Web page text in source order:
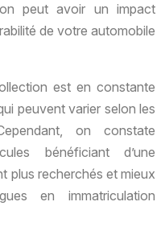
peut avoir un impact
de votre automobile
est en constante
peuvent varier selon les
on constate
bénéficiant d’une
plus recherchés et mieux
en immatriculation